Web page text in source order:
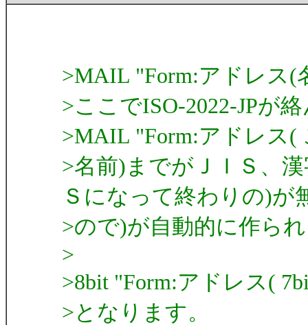
>MAIL "Form:アドレス(
>ここでISO-2022-JPが
>MAIL "Form:アドレス
>名前)までがＪＩＳ、
Ｓになって終わりの)が
>ので)が自動的に作ら
>
>8bit "Form:アドレス(
>となります。